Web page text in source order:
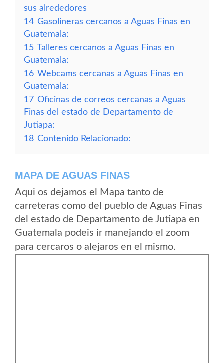
sus alrededores
14 Gasolineras cercanos a Aguas Finas en
Guatemala:
15 Talleres cercanos a Aguas Finas en
Guatemala:
16 Webcams cercanas a Aguas Finas en
Guatemala:
17 Oficinas de correos cercanas a Aguas
Finas del estado de Departamento de
Jutiapa:
18 Contenido Relacionado:
MAPA DE AGUAS FINAS
Aqui os dejamos el Mapa tanto de
carreteras como del pueblo de Aguas Finas
del estado de Departamento de Jutiapa en
Guatemala podeis ir manejando el zoom
para cercaros o alejaros en el mismo.